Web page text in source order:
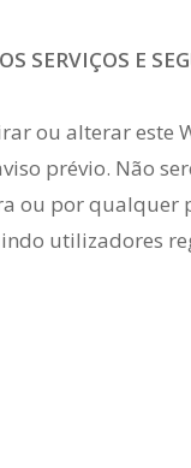
SERVIÇOS E
ou alterar este
prévio. Não
ou por qualquer
utilizadores